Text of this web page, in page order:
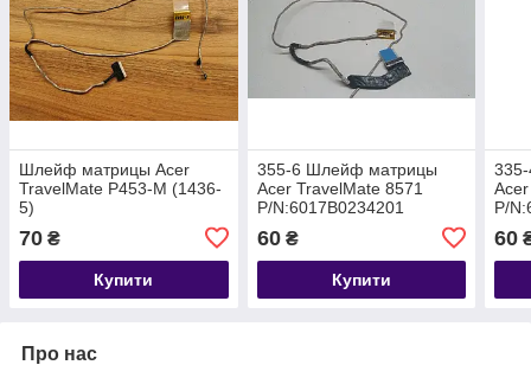
Шлейф матрицы Acer
TravelMate P453-M (1436-
5)
70 ₴
Купити
355-6 Шлейф матрицы
Acer TravelMate 8571
P/N:6017B0234201
60₴
Купити
P/
60
Про нас